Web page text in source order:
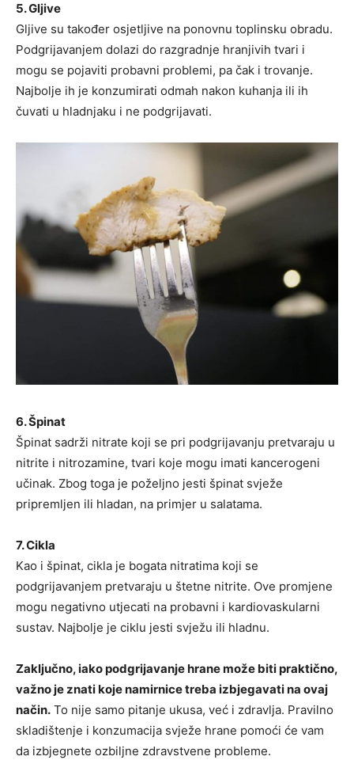
5. Gljive
Gljive su također osjetljive na ponovnu toplinsku obradu.
Podgrijavanjem dolazi do razgradnje hranjivih tvari i
mogu se pojaviti probavni problemi, pa čak i trovanje.
Najbolje ih je konzumirati odmah nakon kuhanja ili ih
čuvati u hladnjaku i ne podgrijavati.
6. Špinat
Špinat sadrži nitrate koji se pri podgrijavanju pretvaraju u
nitrite i nitrozamine, tvari koje mogu imati kancerogeni
učinak. Zbog toga je poželjno jesti špinat svježe
pripremljen ili hladan, na primjer u salatama.
7. Cikla
Kao i špinat, cikla je bogata nitratima koji se
podgrijavanjem pretvaraju u štetne nitrite. Ove promjene
mogu negativno utjecati na probavni i kardiovaskularni
sustav. Najbolje je ciklu jesti svježu ili hladnu.
Zaključno, iako podgrijavanje hrane može biti praktično,
važno je znati koje namirnice treba izbjegavati na ovaj
način. To nije samo pitanje ukusa, već i zdravlja. Pravilno
skladištenje i konzumacija svježe hrane pomoći će vam
da izbjegnete ozbiljne zdravstvene probleme.